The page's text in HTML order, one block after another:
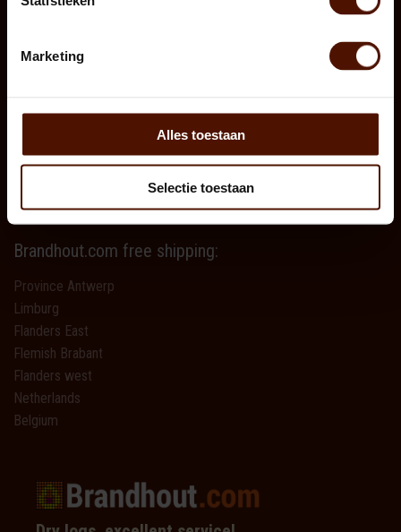
Marketing
Alles toestaan
Selectie toestaan
Firewood information
Why dry wood ?
How much wood in a pallet?
Brandhout.com free shipping:
Province Antwerp
Limburg
Flanders East
Flemish Brabant
Flanders west
Netherlands
Belgium